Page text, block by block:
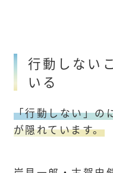
行動しない
いる
「行動しない」の
が隠れています。